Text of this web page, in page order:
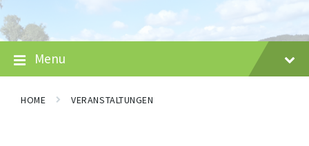
Skip
to
content
Skip
to
main
navigation
Skip
to
footer
Menu
HOME VERANSTALTUNGEN